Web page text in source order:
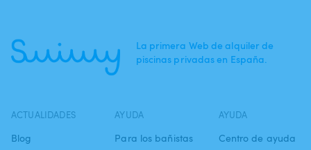
La primera Web de alquiler de
piscinas privadas en España.
ACTUALIDADES
Blog
AYUDA
Para los bañistas
AYUDA
Centro de ayuda